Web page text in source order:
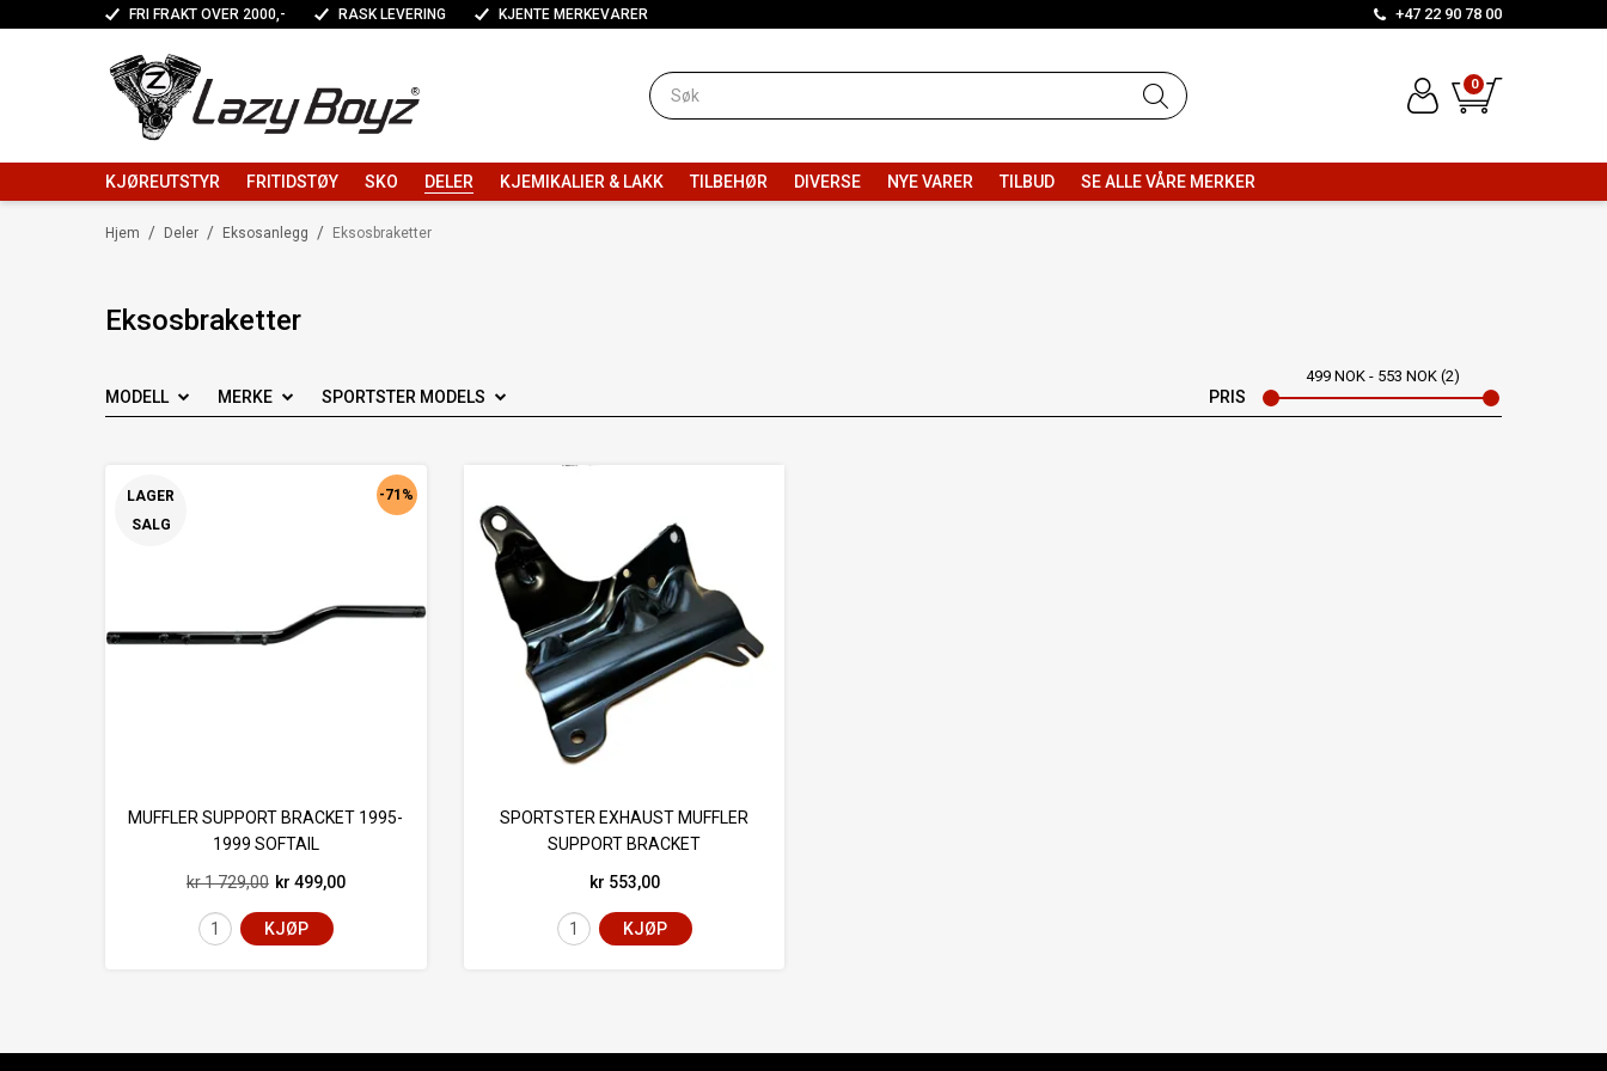
FRI FRAKT OVER 2000,- RASK LEVERING KJENTE MERKEVARER +47 22 90 78 00
0
KJØREUTSTYR FRITIDSTØY SKO DELER KJEMIKALIER & LAKK TILBEHØR DIVERSE NYE VARER TILBUD SE ALLE VÅRE MERKER
/
Hjem /
Deler /
Eksosanlegg Eksosbraketter
Eksosbraketter
MODELL MERKE SPORTSTER MODELS PRIS
499 NOK 553 NOK 2
LAGER
SALG
MUFFLER SUPPORT BRACKET 1995-
1999 SOFTAIL
-71%
kr 1 729,00 kr 499,00
KJØP
SPORTSTER EXHAUST MUFFLER
SUPPORT BRACKET
kr 553,00
KJØP